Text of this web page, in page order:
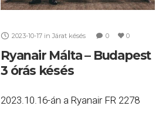
2023-10-17 in Járat késés 0 0
Ryanair Málta – Budapest
3 órás késés
2023.10.16-án a Ryanair FR 2278